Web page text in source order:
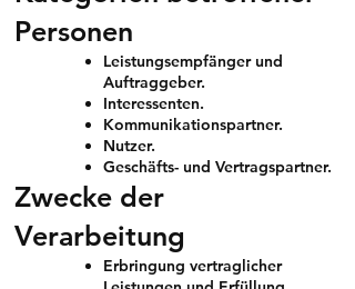
Personen
Leistungsempfänger und
Auftraggeber.
Interessenten.
Kommunikationspartner.
Nutzer.
Geschäfts- und Vertragspartner.
Zwecke der
Verarbeitung
Erbringung vertraglicher